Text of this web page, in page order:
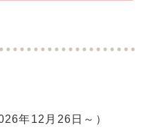
年12月26日～）